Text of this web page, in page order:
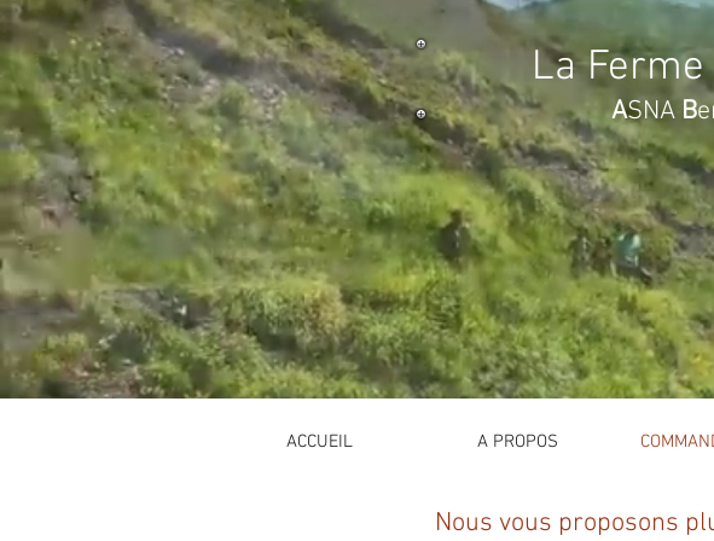
LaFerme
ASNA B
ACCUEIL A PROPOS
Nous vous proposons